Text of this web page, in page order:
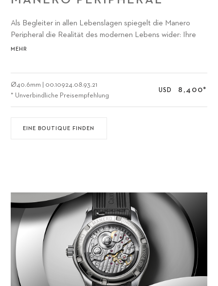
Als Begleiter in allen Lebenslagen spiegelt die Manero
Peripheral die Realität des modernen Lebens wider: Ihre
natürlichen Farbtöne erinnern an die Notwendigkeit
MEHR
Ø40.6mm
00.10924.08.93.21
* Unverbindliche Preisempfehlung
USD 8,400*
EINE BOUTIQUE FINDEN